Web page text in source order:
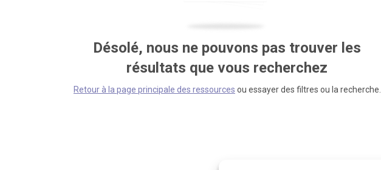
Désolé, nous ne pouvons pas trouver les
résultats que vous recherchez
Retour à la page principale des ressources ou essayer des filtres ou la recherche.